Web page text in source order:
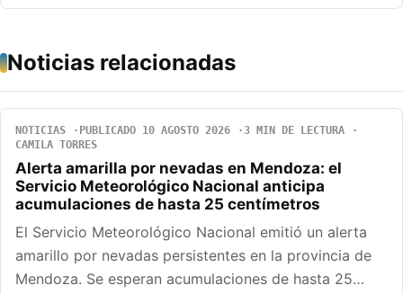
Noticias relacionadas
NOTICIAS PUBLICADO 10 AGOSTO 2026
3 MIN DE LECTURA
CAMILA TORRES
Alerta amarilla por nevadas en Mendoza: el
Servicio Meteorológico Nacional anticipa
acumulaciones de hasta 25 centímetros
El Servicio Meteorológico Nacional emitió un alerta
amarillo por nevadas persistentes en la provincia de
Mendoza. Se esperan acumulaciones de hasta 25…